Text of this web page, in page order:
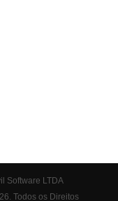
Software LTDA
Todos os Direitos